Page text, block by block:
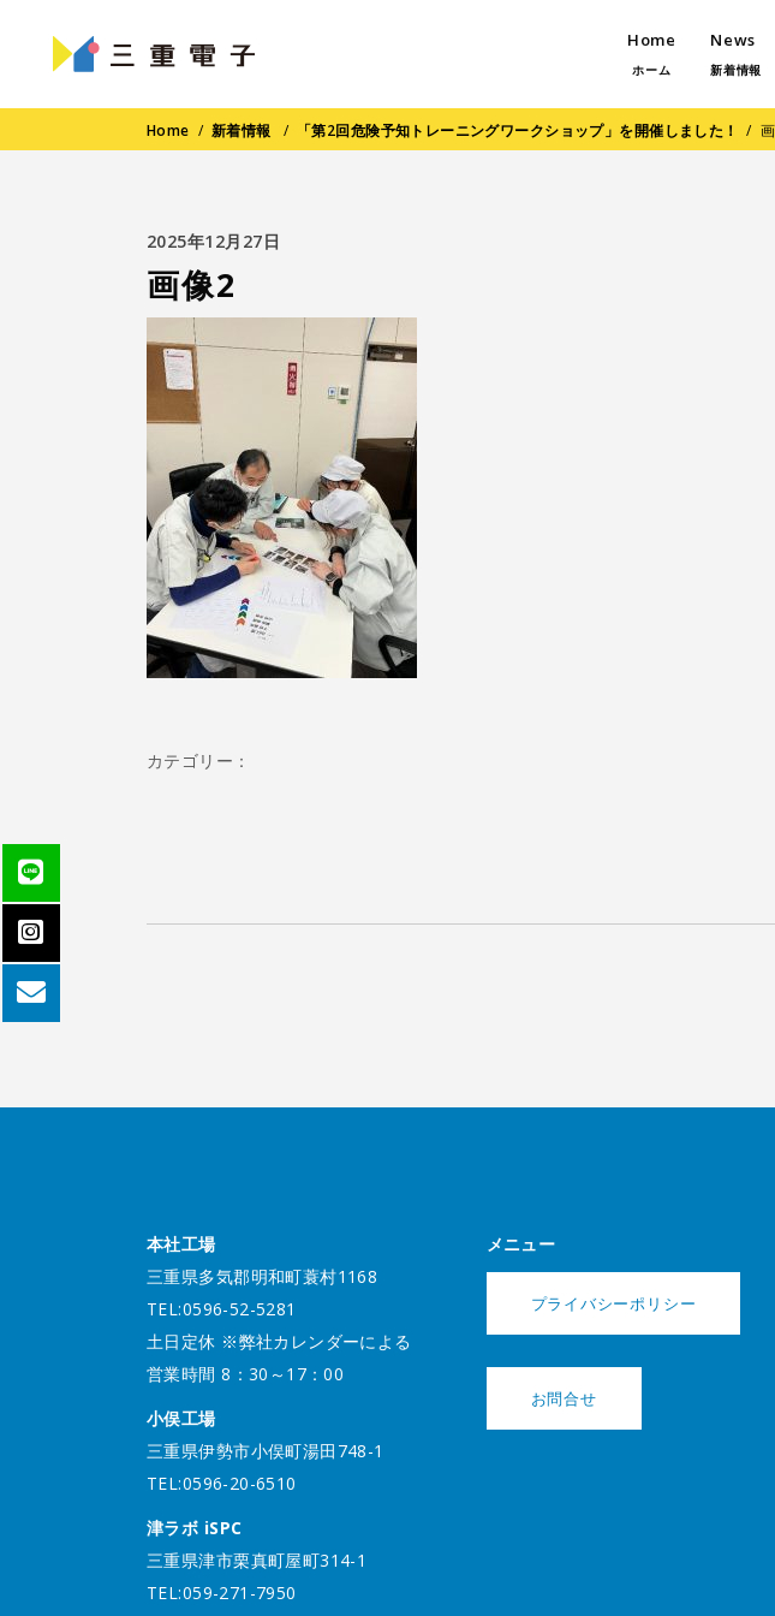
Home
ホーム
News
新着情報
Home / 新着情報 / 「第2回危険予知トレーニングワークショップ」を開催しました！ /
2025年12月27日
画像2
カテゴリー：
本社工場
三重県多気郡明和町蓑村1168
TEL:0596-52-5281
土日定休 ※弊社カレンダーによる
営業時間 8：30～17：00
小俣工場
三重県伊勢市小俣町湯田748-1
TEL:0596-20-6510
津ラボ iSPC
三重県津市栗真町屋町314-1
TEL:059-271-7950
メニュー
プライバシーポリシー
お問合せ